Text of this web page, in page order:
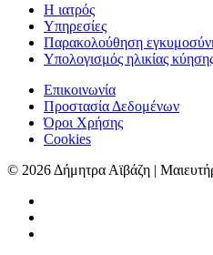
Η ιατρός
Υπηρεσίες
Παρακολούθηση
Υπολογισμός ηλικίας
Επικοινωνία
Προστασία Δεδομένων
Όροι Χρήσης
Cookies
© 2026 Δήμητρα Αϊβάζη |